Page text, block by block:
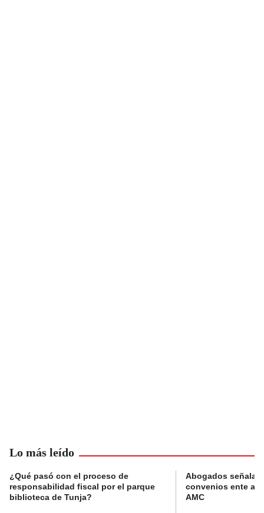
Lo más leído
¿Qué pasó con el proceso de
responsabilidad fiscal por el parque
biblioteca de Tunja?
Abogados
convenios ente
AMC